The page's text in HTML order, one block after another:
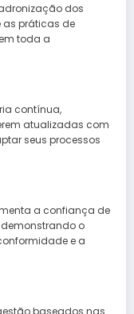
dos
as práticas de
toda a
contínua,
atualizadas com
seus processos
a confiança de
demonstrando o
e a